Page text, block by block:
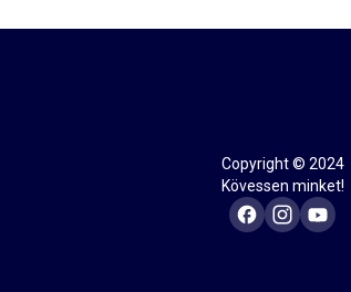
Copyright © 2024
Kövessen minket!